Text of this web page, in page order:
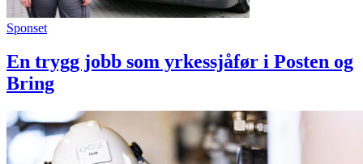
Sponset
En trygg jobb som yrkessjåfør i Posten og
Bring